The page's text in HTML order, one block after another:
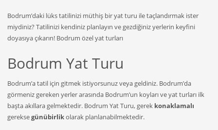
Bodrum’daki lüks tatilinizi müthiş bir yat turu ile taçlandırmak ister
miydiniz? Tatilinizi kendiniz planlayın ve gezdiğiniz yerlerin keyfini
doyasıya çıkarın! Bodrum özel yat turları
Bodrum Yat Turu
Bodrum’a tatil için gitmek istiyorsunuz veya geldiniz. Bodrum’da
görmeniz gereken yerler arasında Bodrum’un koyları ve yat turları ilk
başta akıllara gelmektedir. Bodrum Yat Turu, gerek konaklamalı
gereksegünübirlikolarak planlanabilmektedir.